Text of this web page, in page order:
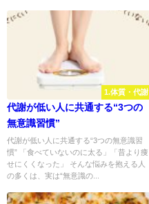
1.体質・代謝
代謝が低い人に共通する“3つの
無意識習慣”
代謝が低い人に共通する“3つの無意識習
慣” 「食べていないのに太る」「昔より痩
せにくくなった」 そんな悩みを抱える人
の多くは、実は“無意識の...